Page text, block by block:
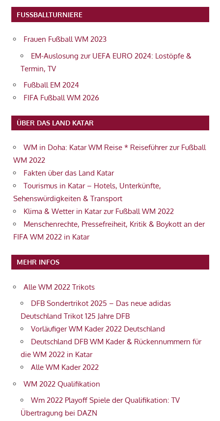
FUSSBALLTURNIERE
Frauen Fußball WM 2023
EM-Auslosung zur UEFA EURO 2024: Lostöpfe &
Termin, TV
Fußball EM 2024
FIFA Fußball WM 2026
ÜBER DAS LAND KATAR
WM in Doha: Katar WM Reise * Reiseführer zur Fußball
WM 2022
Fakten über das Land Katar
Tourismus in Katar – Hotels, Unterkünfte,
Sehenswürdigkeiten & Transport
Klima & Wetter in Katar zur Fußball WM 2022
Menschenrechte, Pressefreiheit, Kritik & Boykott an der
FIFA WM 2022 in Katar
MEHR INFOS
Alle WM 2022 Trikots
DFB Sondertrikot 2025 – Das neue adidas
Deutschland Trikot 125 Jahre DFB
Vorläufiger WM Kader 2022 Deutschland
Deutschland DFB WM Kader & Rückennummern für
die WM 2022 in Katar
Alle WM Kader 2022
WM 2022 Qualifikation
Wm 2022 Playoff Spiele der Qualifikation: TV
Übertragung bei DAZN